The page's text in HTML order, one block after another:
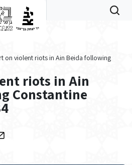
on violent riots in Ain Beida following
riots in Ain
Constantine